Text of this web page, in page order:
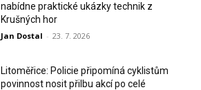
nabídne praktické ukázky technik z
Krušných hor
Jan Dostal - 23. 7. 2026
Litoměřice: Policie připomíná cyklistům
povinnost nosit přilbu akcí po celé